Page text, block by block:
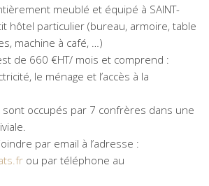
meublé et équipé à SAINT-
hôtel particulier (bureau, armoire, table
machine à café, …)
de 660 €HT/ mois et comprend :
le ménage et l’accès à la
occupés par 7 confrères dans une
par email à l’adresse :
ou par téléphone au